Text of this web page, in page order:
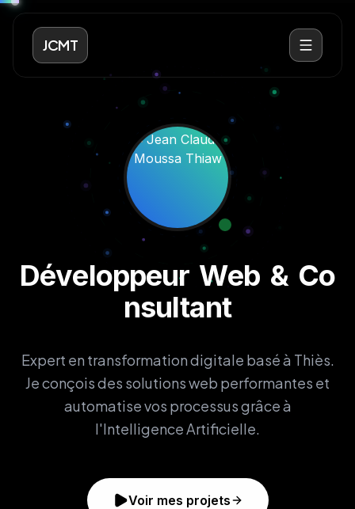
JCMT
Développeur Web & Co
nsultant
Expert en transformation digitale basé à Thiès.
Je conçois des solutions web performantes et
automatise vos processus grâce à
l'Intelligence Artificielle.
Voir mes projets